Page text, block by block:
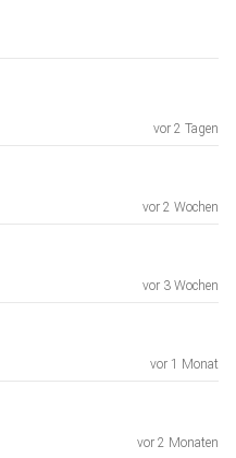
vor 2 Tagen
vor 2 Wochen
vor 3 Wochen
vor 1 Monat
vor 2 Monaten